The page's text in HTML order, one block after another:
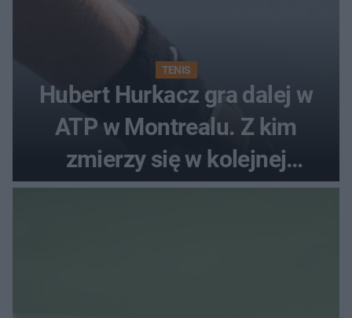
TENIS
Hubert Hurkacz gra dalej w
ATP w Montrealu. Z kim
zmierzy się w kolejnej
rundzie?